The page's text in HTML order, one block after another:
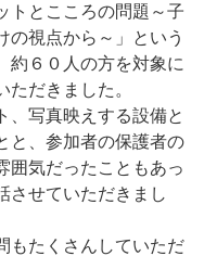
トとこころの問題～子
の視点から～」という
約６０人の方を対象に
ただきました。
、写真映えする設備と
と、参加者の保護者の
囲気だったこともあっ
させていただきまし
もたくさんしていただ